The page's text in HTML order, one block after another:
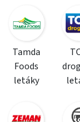
Tamda
Foods
letáky